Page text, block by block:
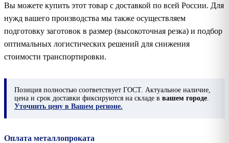
Вы можете купить этот товар с доставкой по всей России. Для
нужд вашего производства мы также осуществляем
подготовку заготовок в размер (высокоточная резка) и подбор
оптимальных логистических решений для снижения
стоимости транспортировки.
Позиция полностью соответствует ГОСТ. Актуальное наличие,
цена и срок доставки фиксируются на складе в вашем городе
Уточнить цену в Вашем регионе.
Оплата металлопроката